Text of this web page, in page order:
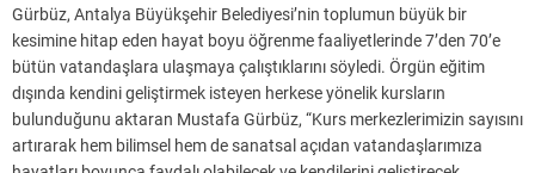
Gürbüz, Antalya Büyükşehir Belediyesi’nin toplumun büyük bir
kesimine hitap eden hayat boyu öğrenme faaliyetlerinde 7’den 70’e
bütün vatandaşlara ulaşmaya çalıştıklarını söyledi. Örgün eğitim
dışında kendini geliştirmek isteyen herkese yönelik kursların
bulunduğunu aktaran Mustafa Gürbüz, “Kurs merkezlerimizin sayısını
artırarak hem bilimsel hem de sanatsal açıdan vatandaşlarımıza